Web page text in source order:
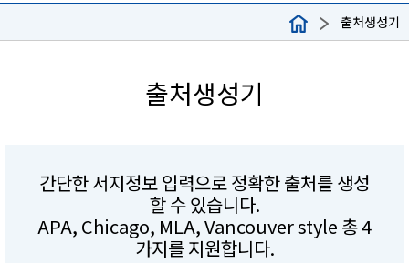
출처생성기
출처생성기
간단한 서지정보 입력으로 정확한 출처를 생성
할 수 있습니다.
APA, Chicago, MLA, Vancouver style 총 4
가지를 지원합니다.